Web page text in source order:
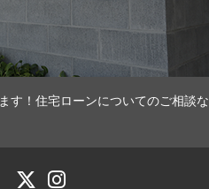
！住宅ローンについてのご相談